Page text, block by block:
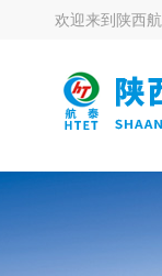
欢迎来到 陕西